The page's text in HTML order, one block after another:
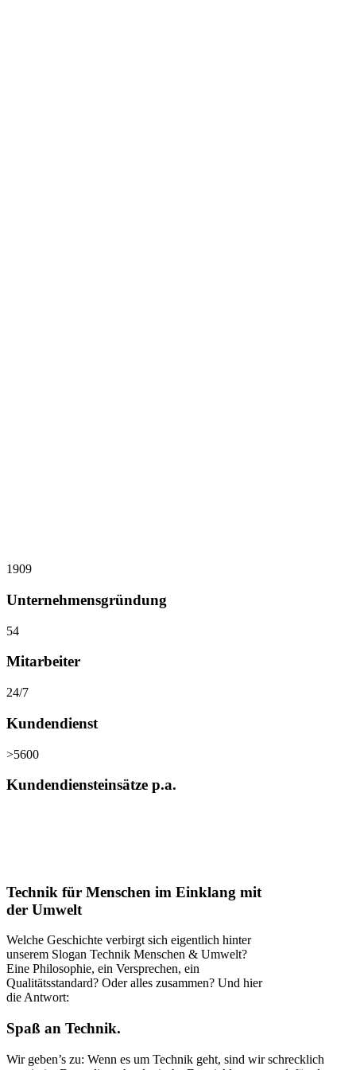
1909
Unternehmensgründung
54
Mitarbeiter
24/7
Kundendienst
>5600
Kundendiensteinsätze p.a.
Technik für Menschen im Einklang mit
der Umwelt
Welche Geschichte verbirgt sich eigentlich hinter
unserem Slogan Technik Menschen & Umwelt?
Eine Philosophie, ein Versprechen, ein
Qualitätsstandard? Oder alles zusammen? Und hier
die Antwort:
Spaß an Technik.
Wir geben’s zu: Wenn es um Technik geht, sind wir schrecklich